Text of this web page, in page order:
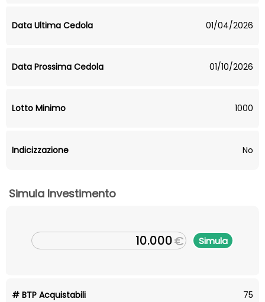
Data Ultima Cedola 01/04/2026
Data Prossima Cedola 01/10/2026
Lotto Minimo 1000
Indicizzazione No
Simula Investimento
€ Simula
# BTP Acquistabili 75